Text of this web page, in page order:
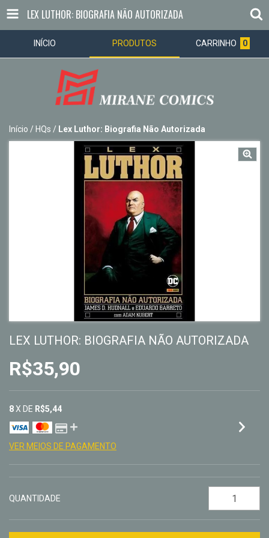
LEX LUTHOR: BIOGRAFIA NÃO AUTORIZADA
INÍCIO PRODUTOS CARRINHO 0
Início / HQs / Lex Luthor: Biografia Não Autorizada
LEX LUTHOR: BIOGRAFIA NÃO AUTORIZADA
R$35,90
8X DE R$5,44
VER MEIOS DE PAGAMENTO
QUANTIDADE